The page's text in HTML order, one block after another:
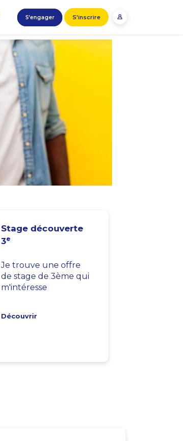
S’engager S'inscrire
Stage découverte
3e
Je trouve une offre
de stage de 3ème qui
m'intéresse
Découvrir